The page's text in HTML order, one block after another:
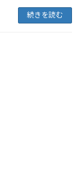
続きを読む